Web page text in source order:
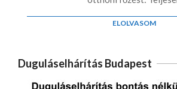
ELOLVASOM
Duguláselhárítás Budapest